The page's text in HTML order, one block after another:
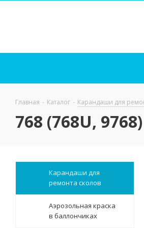
Главная - Каталог - Карандаши для
768 (768U,
Карандаши для
ремонта сколов
Аэрозольная краска
в баллончиках